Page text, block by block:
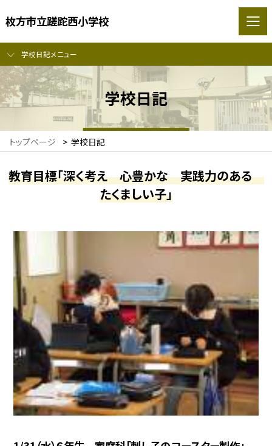
枚方市立蹉跎西小学校
学校日記メニュー
学校日記
トップページ > 学校日記
教育目標「深く考え 心豊かな 実践力のある
たくましい子」